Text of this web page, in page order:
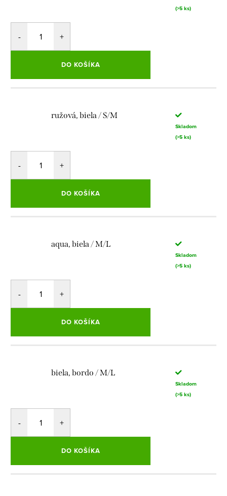
(>5 ks)
DO KOŠÍKA
ružová, biela / S/M
Skladom
(>5 ks)
DO KOŠÍKA
aqua, biela / M/L
Skladom
(>5 ks)
DO KOŠÍKA
biela, bordo / M/L
Skladom
(>5 ks)
DO KOŠÍKA